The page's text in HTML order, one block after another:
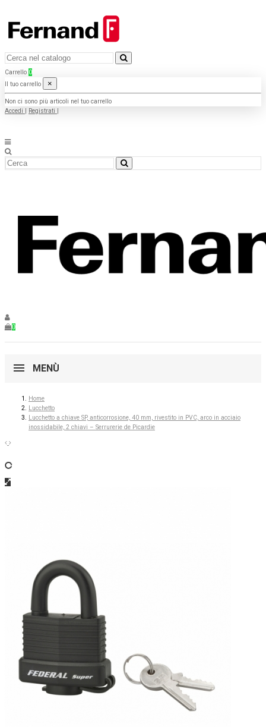
Carrello 0
Il tuo carrello
×
Non ci sono più articoli nel tuo carrello
Accedi
Registrati
0
MENÙ
Home
Lucchetto
Lucchetto a chiave SP, anticorrosione, 40 mm, rivestito in PVC, arco in acciaio
inossidabile, 2 chiavi – Serrurerie de Picardie